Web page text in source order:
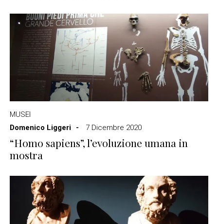
MUSEI
Domenico Liggeri
7 Dicembre 2020
“Homo sapiens”, l’evoluzione umana in
mostra